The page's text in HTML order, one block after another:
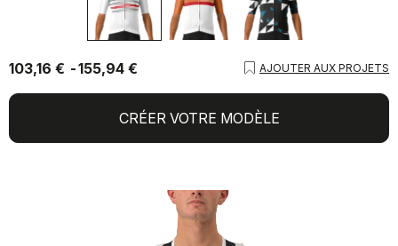
103,16 € 155,94 € AJOUTER AUX PROJETS
CRÉER VOTRE MODÈLE